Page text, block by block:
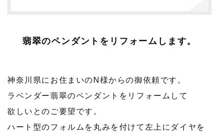
翡翠のペンダントをリフォームします。
神奈川県にお住まいのN様からの御依頼です。
ラベンダー翡翠のペンダントをリフォームして
欲しいとのご要望です。
ハート型のフォルムを丸みを付けて左上にダイヤを